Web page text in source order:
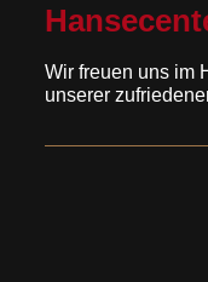
Wir freuen uns im
unserer